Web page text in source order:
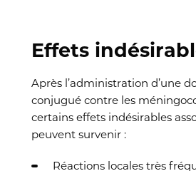
Effets
Après l’administration d’une
conjugué contre les
certains effets indésirables
peuvent survenir :
Réactions locales très